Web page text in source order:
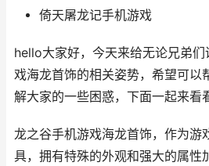
倚天屠龙记手机游戏
hello大家好，今天来给无论兄弟
戏海龙首饰的相关姿势，希望可以
解大家的一些困惑，下面一起来看
龙之谷手机游戏海龙首饰，作为游
具，拥有特殊的外观和强大的属性